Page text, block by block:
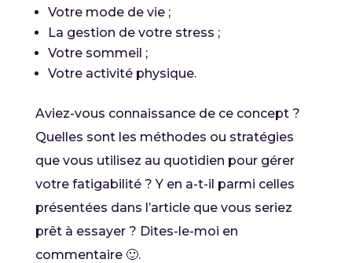
Votre mode de vie ;
La gestion de votre stress ;
Votre sommeil ;
Votre activité physique.
Aviez-vous connaissance de ce concept ?
Quelles sont les méthodes ou stratégies
que vous utilisez au quotidien pour gérer
votre fatigabilité ? Y en a-t-il parmi celles
présentées dans l’article que vous seriez
prêt à essayer ? Dites-le-moi en
commentaire 🙂.